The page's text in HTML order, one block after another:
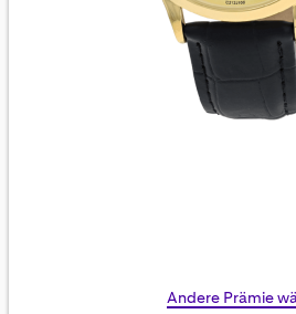
Skip
Andere Prämie